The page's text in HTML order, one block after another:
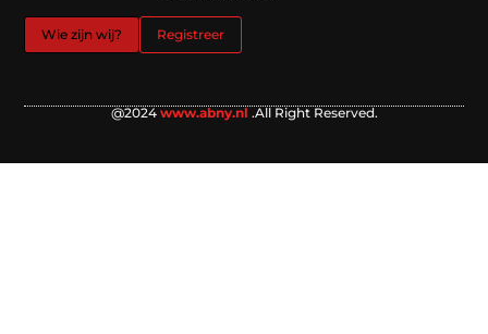
Wie zijn wij? Registreer
@2024 www.abny.nl .All Right Reserved.